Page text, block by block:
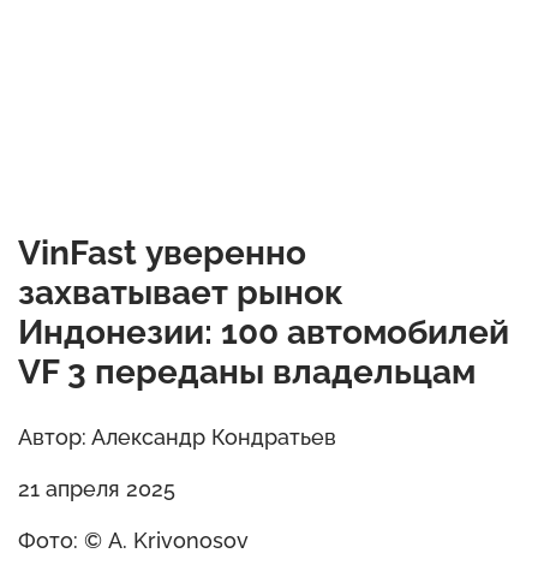
VinFast уверенно
захватывает рынок
Индонезии: 100 автомобилей
VF 3 переданы владельцам
Автор: Александр Кондратьев
21 апреля 2025
Фото: © A. Krivonosov